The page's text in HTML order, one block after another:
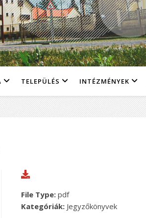
TELEPÜLÉS INTÉZMÉNYEK
File Type: pdf
Kategóriák:Jegyzőkönyvek